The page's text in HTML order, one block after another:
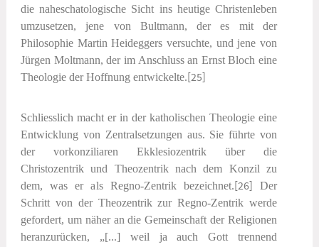
die naheschatologische Sicht ins heutige Christenleben
umzusetzen, jene von Bultmann, der es mit der
Philosophie Martin Heideggers versuchte, und jene von
Jürgen Moltmann, der im Anschluss an Ernst Bloch eine
Theologie der Hoffnung entwickelte. [25]
Schliesslich macht er in der katholischen Theologie eine
Entwicklung von Zentralsetzungen aus. Sie führte von
der vorkonziliaren Ekklesiozentrik über die
Christozentrikund Theozentriknach dem Konzil zu
dem, was er als Regno-Zentrik bezeichnet. [26]
Der
Schritt von der Theozentrik zur Regno-Zentrik werde
gefordert, um näher an die Gemeinschaft der Religionen
heranzurücken, „[...] weil ja auch Gott trennend